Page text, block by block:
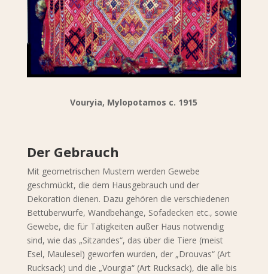
Vouryia, Mylopotamos c. 1915
Der Gebrauch
Mit geometrischen Mustern werden Gewebe
geschmückt, die dem Hausgebrauch und der
Dekoration dienen. Dazu gehören die verschiedenen
Bettüberwürfe, Wandbehänge, Sofadecken etc., sowie
Gewebe, die für Tätigkeiten außer Haus notwendig
sind, wie das „Sitzandes“, das über die Tiere (meist
Esel, Maulesel) geworfen wurden, der „Drouvas“ (Art
Rucksack) und die „Vourgia“ (Art Rucksack), die alle bis